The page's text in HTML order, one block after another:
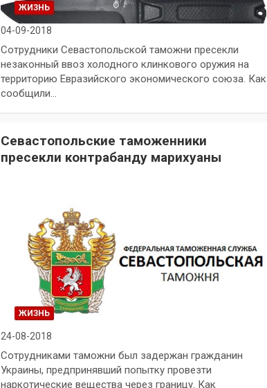
ЖИЗНЬ
04-09-2018
Сотрудники Севастопольской таможни пресекли
незаконный ввоз холодного клинкового оружия на
территорию Евразийского экономического союза. Как
сообщили…
Севастопольские таможенники
пресекли контрабанду марихуаны
ЖИЗНЬ
24-08-2018
Сотрудниками таможни был задержан гражданин
Украины, предпринявший попытку провезти
наркотические вещества через границу. Как